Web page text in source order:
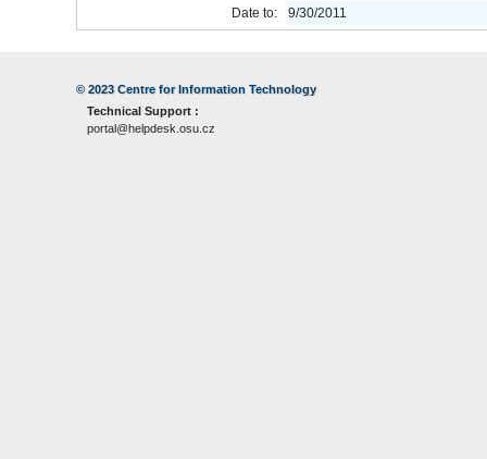
Date to: 9/30/2011
© 2023 Centre for Information Technology
Technical Support :
portal@helpdesk.osu.cz